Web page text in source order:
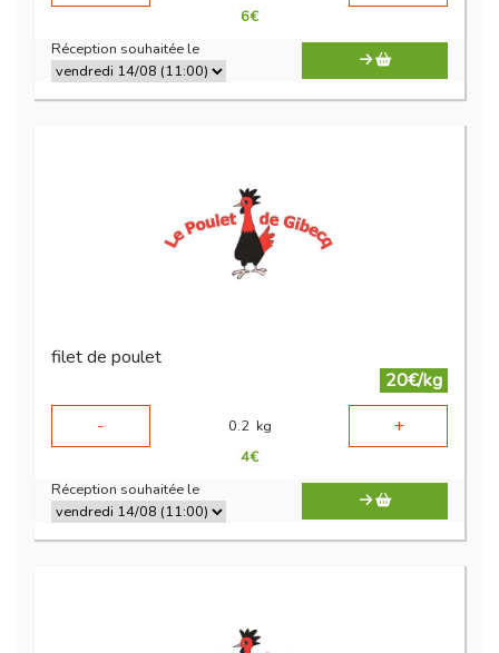
6€
Réception souhaitée le
filet de poulet
20€/kg
-
0.2 kg +
4€
Réception souhaitée le